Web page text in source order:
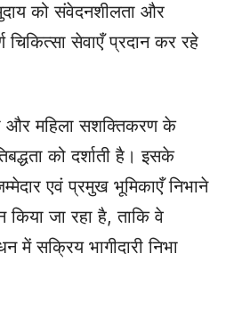
को संवेदनशीलता और
चिकित्सा सेवाएँ प्रदान कर रहे
और महिला सशक्तिकरण के
को दर्शाती है। इसके
एवं प्रमुख भूमिकाएँ निभाने
किया जा रहा है, ताकि वे
सक्रिय भागीदारी निभा